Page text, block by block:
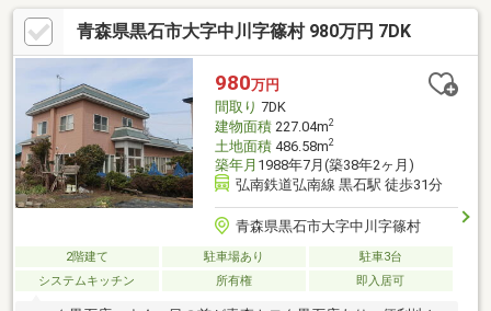
2800ｍ（徒歩35分）・黒石中学校まで約1700ｍ（徒歩22分）・ユ
ニバース黒石駅前店様まで約1500ｍ（徒歩19分）・ファミリーマ
ート黒石あけぼの町店様まで約170ｍ（徒歩3分）・黒石病院まで
約1200ｍ（徒歩15分）※本物件は住宅ローン減税が適用されま
す。詳しくは
青森県黒石市大字中川字篠村 980万円 7DK
980万円
間取り 7DK
建物面積227.04m2
土地面積486.58m2
築年月 1988年7月(築38年2ヶ月)
弘南鉄道弘南線 黒石駅 徒歩31分
青森県黒石市大字中川字篠村
2階建て 駐車場あり
駐車3台
システムキッチン
所有権 即入居可